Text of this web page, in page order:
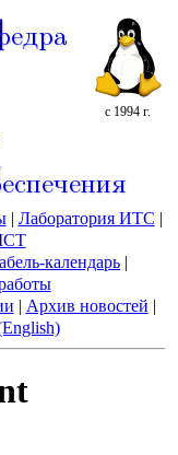
с 1994 г.
| Лаборатория ИТС |
календарь |
| Архив новостей |